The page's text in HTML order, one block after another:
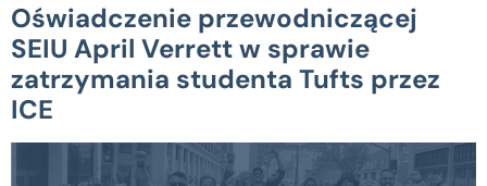
Oświadczenie przewodniczącej
SEIU April Verrett w sprawie
zatrzymania studenta Tufts przez
ICE